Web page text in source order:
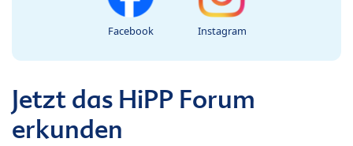
Facebook Instagram
Jetzt das HiPP Forum
erkunden